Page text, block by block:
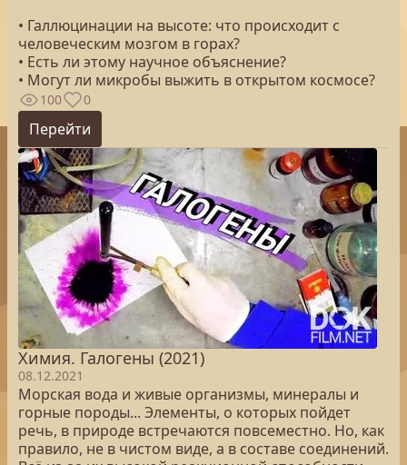
• Галлюцинации на высоте: что происходит с
человеческим мозгом в горах?
• Есть ли этому научное объяснение?
• Могут ли микробы выжить в открытом космосе?
100 0
Перейти
Химия. Галогены (2021)
08.12.2021
Морская вода и живые организмы, минералы и
горные породы... Элементы, о которых пойдет
речь, в природе встречаются повсеместно. Но, как
правило, не в чистом виде, а в составе соединений.